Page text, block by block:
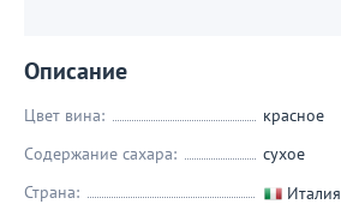
Описание
Цвет вина:
красное
Содержание сахара:
сухое
Страна:
Италия